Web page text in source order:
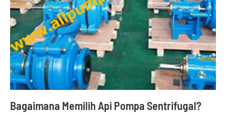
Bagaimana Memilih Api Pompa Sentrifugal?